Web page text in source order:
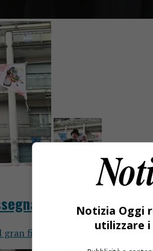
Palio e Minipalio
finale con il Mercu Scurot.
Notizia Oggi
utilizzare